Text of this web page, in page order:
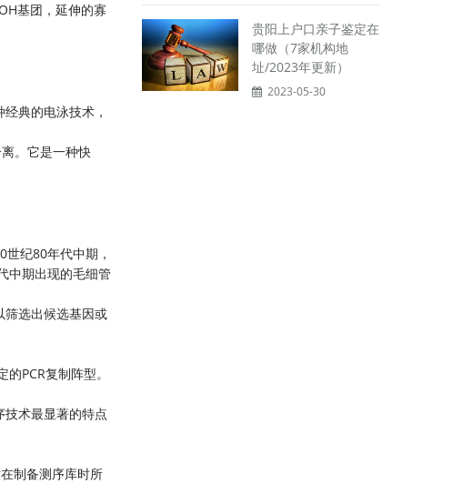
基团，延伸的寡
典的电泳技术，
。它是一种快
纪80年代中期，
中期出现的毛细管
筛选出候选基因或
PCR复制阵型。
术最显著的特点
制备测序库时所
贵阳上户口亲子鉴定在
哪做（7家机构地
址/2023年更新）
2023-05-30